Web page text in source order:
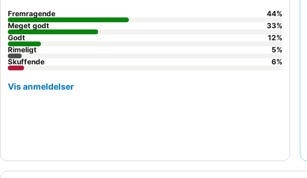
Fremragende 44%
Meget godt
33%
Godt
12%
Rimeligt
5%
Skuffende
6%
Vis anmeldelser